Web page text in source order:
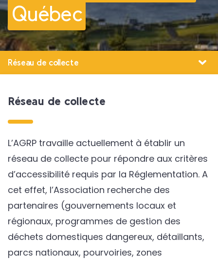
Québec
Réseau de collecte
Réseau de collecte
L’AGRP travaille actuellement à établir un
réseau de collecte pour répondre aux critères
d’accessibilité requis par la Réglementation. A
cet effet, l’Association recherche des
partenaires (gouvernements locaux et
régionaux, programmes de gestion des
déchets domestiques dangereux, détaillants,
parcs nationaux, pourvoiries, zones